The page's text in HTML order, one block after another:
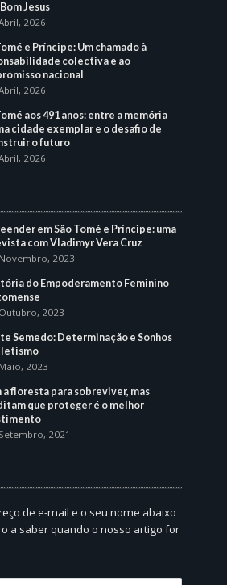
Jesus
2026
e Príncipe: Um chamado à
colectiva e ao
nacional
2026
aos 491 anos: entre a memória
cidade exemplar e o desafio de
o futuro
2026
em São Tomé e Príncipe: uma
com Vladimyr Vera Cruz
2023
do Empoderamento Feminino
2023
Semedo: Determinação e Sonhos
2023
a floresta para sobreviver, mas
que proteger é o melhor
2021
de e-mail e o seu nome abaixo
a saber quando o nosso artigo for